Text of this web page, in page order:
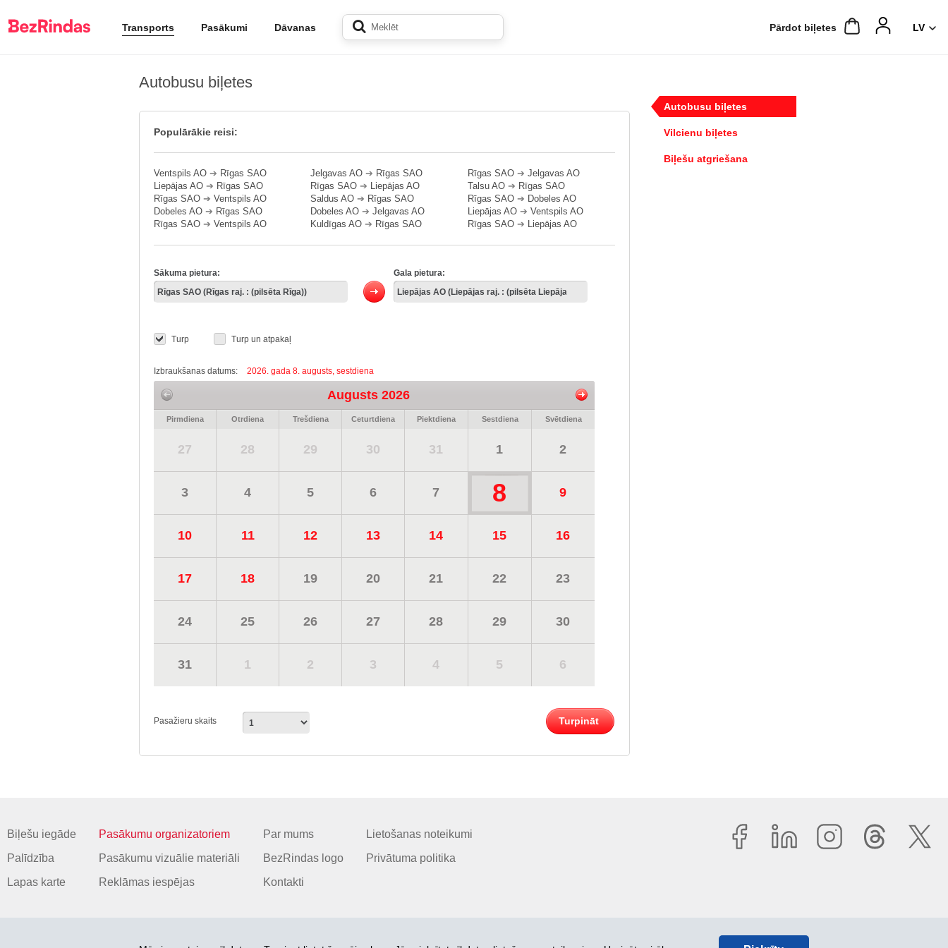
Transports Pasākumi Dāvanas Pārdot biļetes
Autobusu biļetes
Populārākie reisi:
Ventspils AO ➔ Rīgas SAO
Liepājas AO ➔ Rīgas SAO
Rīgas SAO ➔ Ventspils AO
Dobeles AO ➔ Rīgas SAO
Rīgas SAO ➔ Ventspils AO
Jelgavas AO ➔ Rīgas SAO
Rīgas SAO ➔ Liepājas AO
Saldus AO ➔ Rīgas SAO
Dobeles AO ➔Jelgavas AO
Kuldīgas AO ➔ Rīgas SAO
Rīgas SAO➔ Jelgavas AO
Talsu AO➔ Rīgas SAO
Rīgas SAO➔ Dobeles AO
Liepājas AO➔ Ventspils AO
Rīgas SAO➔ Liepājas AO
Sākuma pietura: Gala pietura:
Turp Turp un atpakaļ
Izbraukšanas datums: 2026. gada 8. augusts, sestdiena
Augusts 2026
Pirmdiena Otrdiena Trešdiena Ceturtdiena Piektdiena Sestdiena Svētdiena
27 28 29 30 31 1 2
3 4 5 6 7 8 9
10 11 12 13 14 15 16
17 18 19 20 21 22 23
24 25 26 27 28 29 30
31 1 2 3 4 5 6
Pasažieru skaits Turpināt
Autobusu biļetes
Vilcienu biļetes
Biļešu atgriešana
Biļešu iegāde
Palīdzība
Lapas karte
Pasākumu organizatoriem
Pasākumu vizuālie materiāli
Reklāmas iespējas
Par mums
BezRindas logo
Kontakti
Lietošanas noteikumi
Privātuma politika